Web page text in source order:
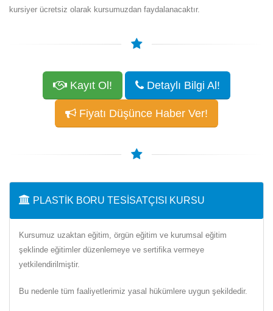
kursiyer ücretsiz olarak kursumuzdan faydalanacaktır.
Kayıt Ol! Detaylı Bilgi Al!
Fiyatı Düşünce Haber Ver!
PLASTIK BORU TESISATÇISI KURSU
Kursumuz uzaktan eğitim, örgün eğitim ve kurumsal eğitim
şeklinde eğitimler düzenlemeye ve sertifika vermeye
yetkilendirilmiştir.
Bu nedenle tüm faaliyetlerimiz yasal hükümlere uygun şekildedir.